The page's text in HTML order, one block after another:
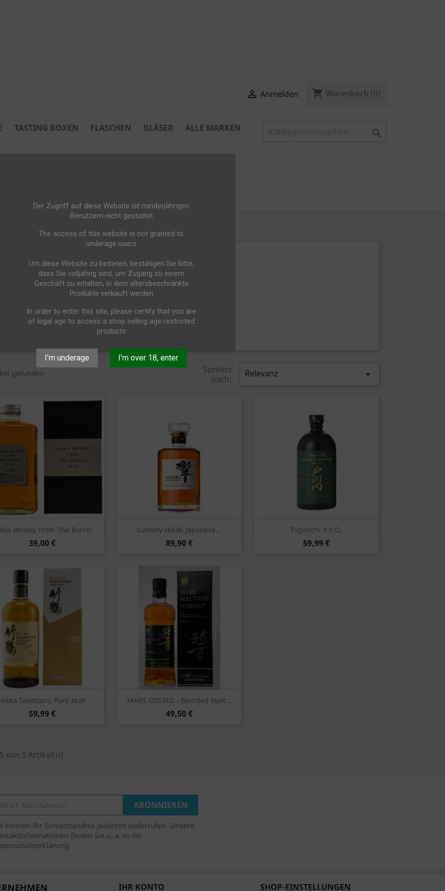
Der Zugriff auf diese Website ist minderjährigen
Benutzern nicht gestattet
The access of this website is not granted to
underage users
Um diese Website zu betreten, bestätigen Sie bitte,
dass Sie volljährig sind, um Zugang zu einem
Geschäft zu erhalten, in dem altersbeschränkte
Produkte verkauft werden
In order to enter this site, please certify that you are
of legal age to access a shop selling age restricted
products
I’m underage I’m over 18, enter
 Anmelden shopping_cart Warenkorb (0)
TASTING BOXEN FLASCHEN GLÄSER ALLE MARKEN 
Whisky
WHISKY
gefunden
Sortiert
nach:
Relevanz 
Whisky From The Barrel
39,00 €
Vorschau Suntory Hibiki Japanese...
89,90 €
Vorschau Togouchi 9 Y.o.
59,99 €
Vorschau
Taketsuru Pure Malt
59,99 €
Vorschau MARS COSMO - Blended Malt...
49,50 €
Vorschau
von 5 Artikel(n)
können Ihr Einverständnis jederzeit widerrufen. Unsere
finden Sie u. a. in der
IHR KONTO SHOP-EINSTELLUNGEN